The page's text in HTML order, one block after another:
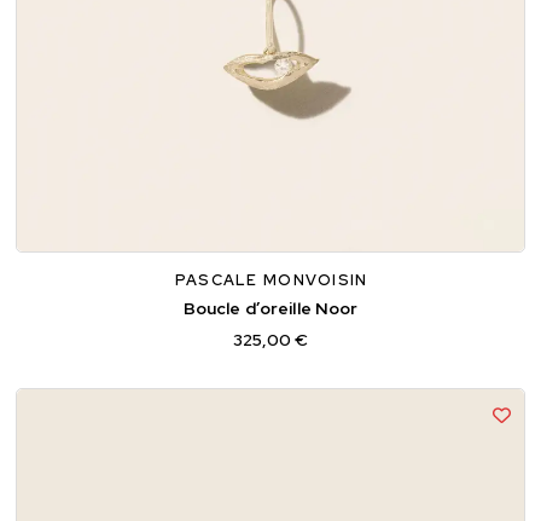
PASCALE MONVOISIN
Boucle d’oreille Noor
325,00 €